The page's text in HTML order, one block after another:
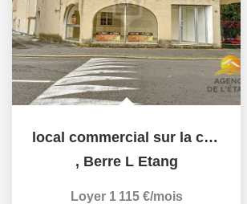
local commercial sur la commune de Berre l'Etang
, Berre L Etang
Loyer 1 115 €/mois